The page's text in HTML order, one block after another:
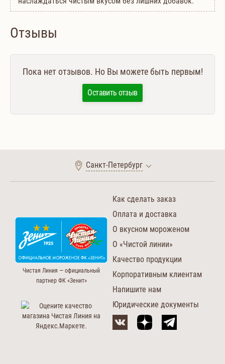
Отзывы
Пока нет отзывов. Но Вы можете быть первым!
Оставить отзыв
Санкт-Петербург
Чистая Линия — официальный
партнер ФК «Зенит»
Как сделать заказ
Оплата и доставка
О вкусном мороженом
О «Чистой линии»
Качество продукции
Корпоративным клиентам
Напишите нам
Юридические документы